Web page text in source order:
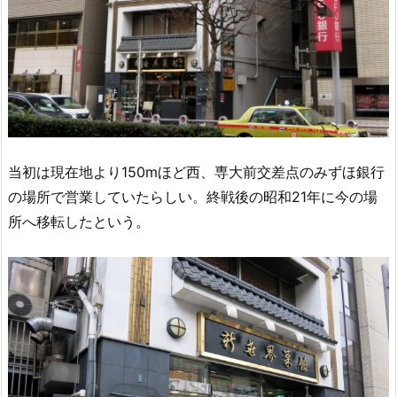
当初は現在地より150mほど西、専大前交差点のみずほ銀行
の場所で営業していたらしい。終戦後の昭和21年に今の場
所へ移転したという。